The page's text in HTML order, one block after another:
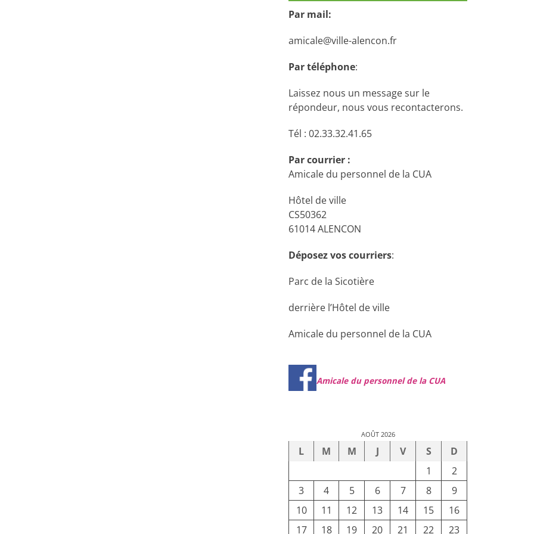
Par mail:
amicale@ville-alencon.fr
Par téléphone:
Laissez nous un message sur le
répondeur, nous vous recontacterons.
Tél : 02.33.32.41.65
Par courrier :
Amicale du personnel de la CUA
Hôtel de ville
CS50362
61014 ALENCON
Déposez vos courriers:
Parc de la Sicotière
derrière l’Hôtel de ville
Amicale du personnel de la CUA
Amicale du personnel de la CUA
AOÛT 2026
L M M J V S
D
1
2
3
4 5 6 7 8
9
10
11 12 13 14 15
16
17
18 19 20 21 22 23